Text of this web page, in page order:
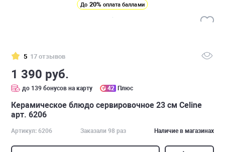
До 20% оплата баллами
5 17 отзывов
1 390 руб.
до 139 бонусов на карту 42 Плюс
Керамическое блюдо сервировочное 23 см Celine
арт. 6206
Артикул: 6206 Заказали 98 раз Наличие в магазинах